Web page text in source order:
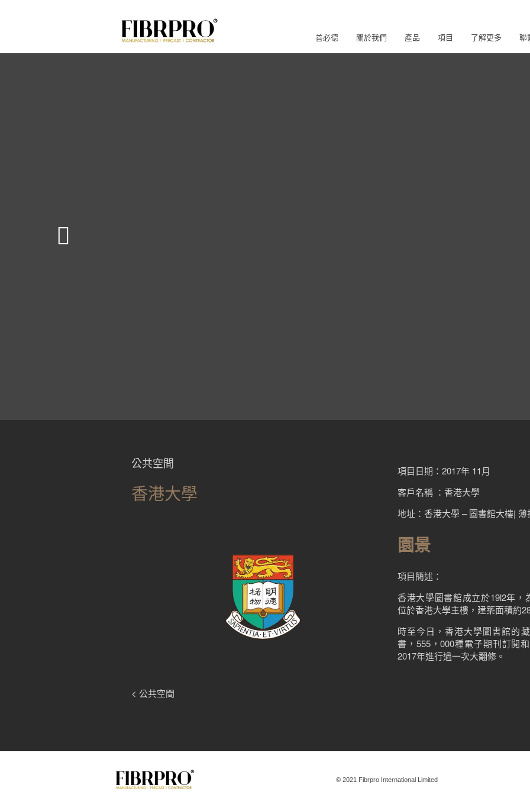
善必德 關於我們 產品 項目 了解更多 聯
公共空間
香港大學
項目日期：2017年 11月
客戶名稱 ：香港大學
地址：香港大學 – 圖書館大樓|
園景
項目簡述：
香港大學圖書館成立於19l2年，
位於香港大學主樓，建築面積約
時至今日，香港大學圖書館的
書，555，000種電子期刊訂閱
2017年進行過一次大翻修。
< 公共空間
© 2021 Fibrpro International Limited